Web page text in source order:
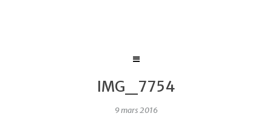
IMG_7754
9 mars 2016